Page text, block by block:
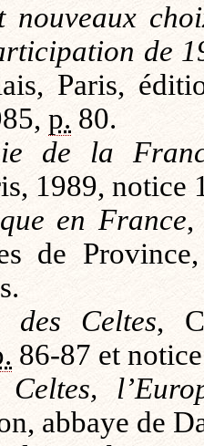
nouveaux
de
Paris,
p. 80.
de la
1989, notice
en France,
de
des Celtes,
86-87 et
Celtes,
abbaye de